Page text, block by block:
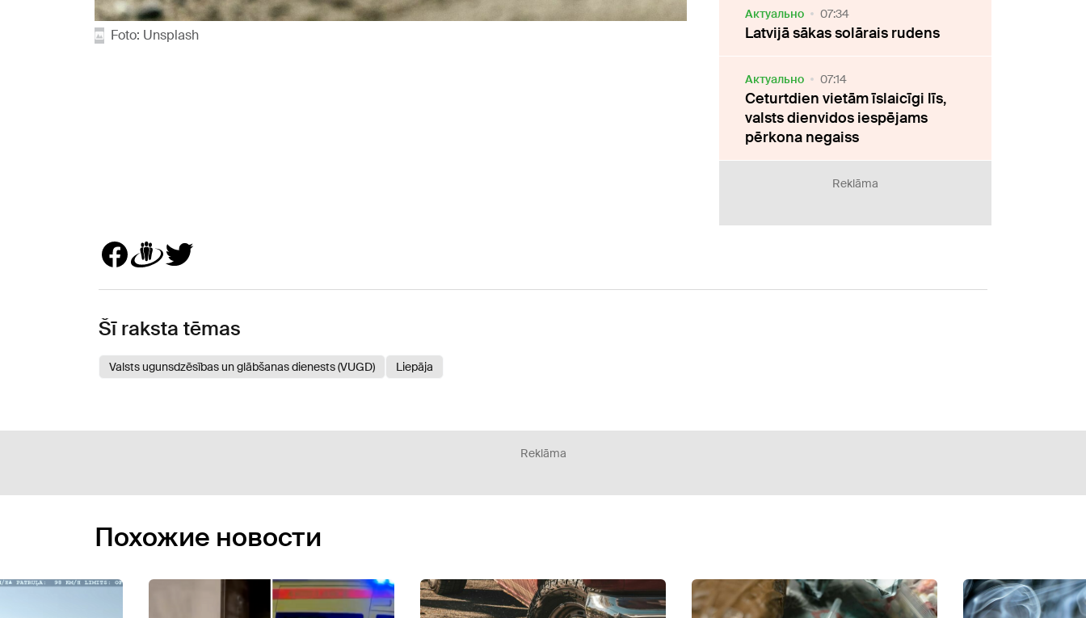
Foto: Unsplash
Актуально 07:34
Latvijā sākas solārais rudens
Актуально 07:14
Ceturtdien vietām īslaicīgi līs,
valsts dienvidos iespējams
pērkona negaiss
Reklāma
Šī raksta tēmas
Valsts ugunsdzēsības un glābšanas dienests (VUGD) Liepāja
Reklāma
Похожие новости